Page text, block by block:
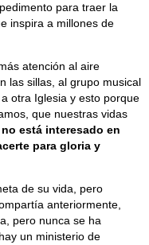
para traer la
inspira a millones de
atención al aire
las sillas, al grupo musical
otra Iglesia y esto porque
que nuestras vidas
está interesado en
para gloria y
de su vida, pero
anteriormente,
pero nunca se ha
un ministerio de